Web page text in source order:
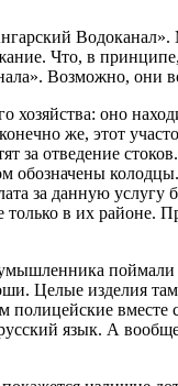
Что, в
Возможно, они
оно
же, этот
за отведение
обозначены
за данную услугу
в их районе.
Целые изделия
полицейские
язык. А